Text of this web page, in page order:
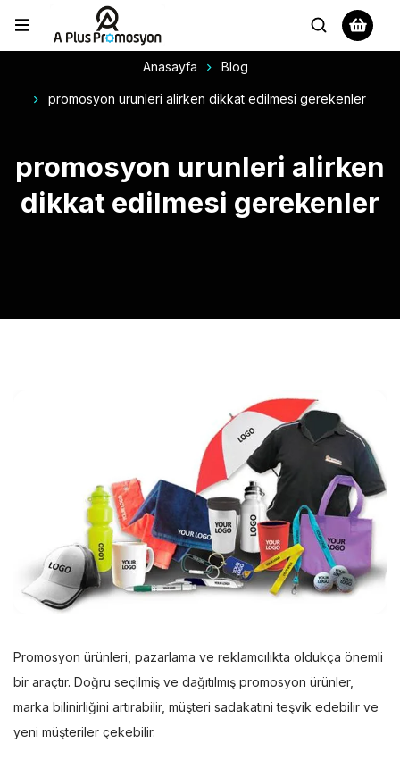
Anasayfa Blog
promosyon urunleri alirken dikkat edilmesi gerekenler
promosyon urunleri alirken
dikkat edilmesi gerekenler
Promosyon ürünleri, pazarlama ve reklamcılıkta oldukça önemli
bir araçtır. Doğru seçilmiş ve dağıtılmış promosyon ürünler,
marka bilinirliğini artırabilir, müşteri sadakatini teşvik edebilir ve
yeni müşteriler çekebilir.